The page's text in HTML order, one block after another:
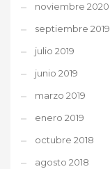
noviembre 2020
septiembre 2019
julio 2019
junio 2019
marzo 2019
enero 2019
octubre 2018
agosto 2018